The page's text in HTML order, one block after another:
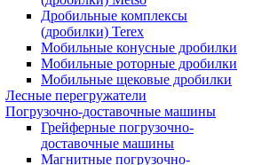
Дробильные комплексы
(дробилки) Terex
Мобильные конусные дробилки
Мобильные роторные дробилки
Мобильные щековые дробилки
Лесные перегружатели
Погрузочно-доставочные машины
Грейферные погрузочно-
доставочные машины
Магнитные погрузочно-